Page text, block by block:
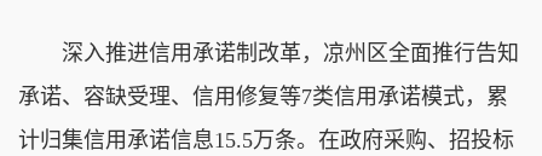
深入推进信用承诺制改革，凉州区全面推行告知
承诺、容缺受理、信用修复等7类信用承诺模式，累
计归集信用承诺信息15.5万条。在政府采购、招投标